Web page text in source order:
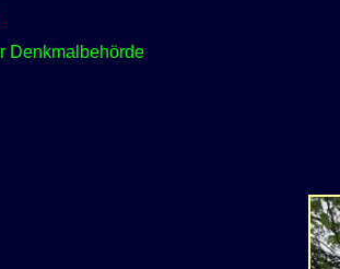
Denkmalbehörde